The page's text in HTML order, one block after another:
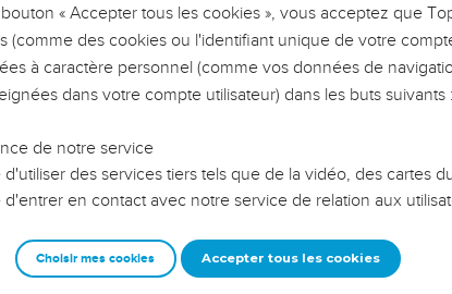
LES VOTRES ?
impact, leur foi ou leur vision. Mais on voit
ont traversés, alors même que ce sont
reviennent sur les erreurs
avec plus de sagesse afin que leurs erreurs
une équipe, un groupe ou une famille,
« Accepter tous les cookies », vous acceptez que
(comme des cookies ou l'identifiant unique de votre
à caractère personnel (comme vos données de
dans votre compte utilisateur) dans les buts suivants :
de notre service
des services tiers tels que de la vidéo, des cartes
en contact avec notre service de relation aux
Choisir mes cookies Accepter tous les cookies